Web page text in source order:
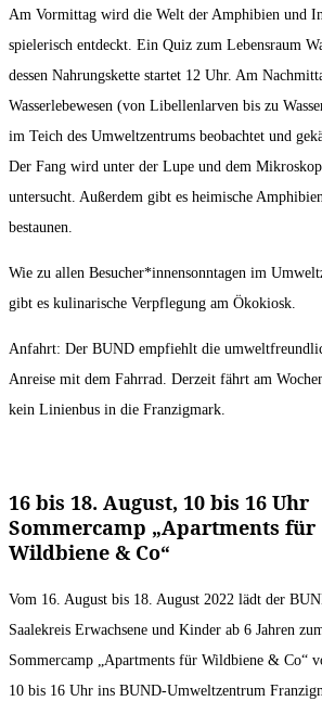
Am Vormittag wird die Welt der Amphibien und
spielerisch entdeckt. Ein Quiz zum Lebensraum
dessen Nahrungskette startet 12 Uhr. Am
Wasserlebewesen (von Libellenlarven bis zu
im Teich des Umweltzentrums beobachtet und
Der Fang wird unter der Lupe und dem Mikroskop
untersucht. Außerdem gibt es heimische
bestaunen.
Wie zu allen Besucher*innensonntagen im
gibt es kulinarische Verpflegung am Ökokiosk.
Anfahrt: Der BUND empfiehlt die
Anreise mit dem Fahrrad. Derzeit fährt am
kein Linienbus in die Franzigmark.
16 bis 18. August, 10 bis 16 Uhr
Sommercamp „Apartments für
Wildbiene & Co“
Vom 16. August bis 18. August 2022 lädt der
Saalekreis Erwachsene und Kinder ab 6 Jahren
Sommercamp „Apartments für Wildbiene & Co“
10 bis 16 Uhr ins BUND-Umweltzentrum